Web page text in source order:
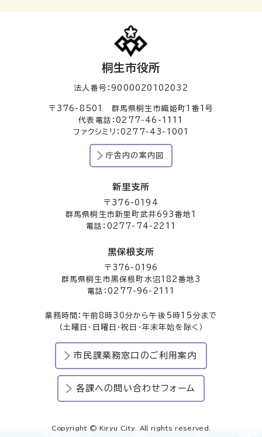
桐生市役所
法人番号：9000020102032
〒376-8501 群馬県桐生市織姫町1番1号
代表電話：0277-46-1111
ファクシミリ：0277-43-1001
庁舎内の案内図
新里支所
〒376-0194
群馬県桐生市新里町武井693番地1
電話：0277-74-2211
黒保根支所
〒376-0196
群馬県桐生市黒保根町水沼182番地3
電話：0277-96-2111
業務時間：午前8時30分から午後5時15分まで
（土曜日・日曜日・祝日・年末年始を除く）
市民課業務窓口のご利用案内
各課への問い合わせフォーム
Copyright © Kiryu City. All rights reserved.